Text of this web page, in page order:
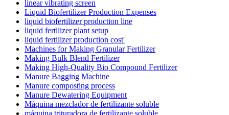
linear vibrating screen
Liquid Biofertilizer Production Expenses
liquid biofertilizer production line
liquid fertilizer plant setup
liquid fertilizer production cost'
Machines for Making Granular Fertilizer
Making Bulk Blend Fertilizer
Making High-Quality Bio Compound Fertilizer
Manure Bagging Machine
Manure composting process
Manure Dewatering Equipment
Máquina mezclador de fertilizante soluble